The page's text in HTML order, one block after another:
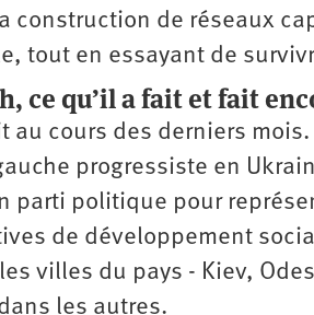
construction de réseaux
tout en essayant de
ce qu’il a fait et fait
au cours des derniers
progressiste en
parti politique pour
de développement
villes du pays - Kiev,
les autres.